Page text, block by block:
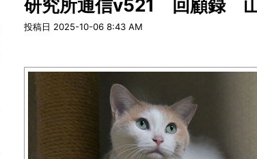
研究所通信v521 回顧録
投稿日 2025-10-06 8:43 AM